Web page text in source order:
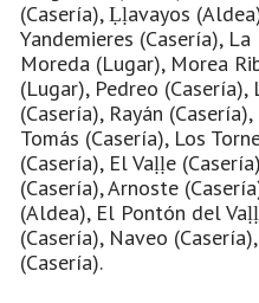
(Casería), Ḷḷavayos
Yandemieres (Casería),
Moreda (Lugar), Morea
(Lugar), Pedreo
(Casería), Rayán
Tomás (Casería), Los
(Casería), El Vaḷḷe
(Casería), Arnoste
(Aldea), El Pontón del
(Casería), Naveo
(Casería).